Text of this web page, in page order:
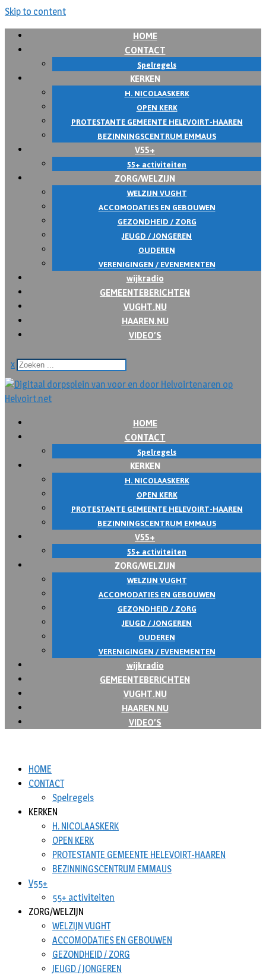
Skip to content
HOME
CONTACT
Spelregels
KERKEN
H. NICOLAASKERK
OPEN KERK
PROTESTANTE GEMEENTE HELEVOIRT-HAAREN
BEZINNINGSCENTRUM EMMAUS
V55+
55+ activiteiten
ZORG/WELZIJN
WELZIJN VUGHT
ACCOMODATIES EN GEBOUWEN
GEZONDHEID / ZORG
JEUGD / JONGEREN
OUDEREN
VERENIGINGEN / EVENEMENTEN
wijkradio
GEMEENTEBERICHTEN
VUGHT.NU
HAAREN.NU
VIDEO’S
x
HOME
CONTACT
Spelregels
KERKEN
H. NICOLAASKERK
OPEN KERK
PROTESTANTE GEMEENTE HELEVOIRT-HAAREN
BEZINNINGSCENTRUM EMMAUS
V55+
55+ activiteiten
ZORG/WELZIJN
WELZIJN VUGHT
ACCOMODATIES EN GEBOUWEN
GEZONDHEID / ZORG
JEUGD / JONGEREN
OUDEREN
VERENIGINGEN / EVENEMENTEN
wijkradio
GEMEENTEBERICHTEN
VUGHT.NU
HAAREN.NU
VIDEO’S
HOME
CONTACT
Spelregels
KERKEN
H. NICOLAASKERK
OPEN KERK
PROTESTANTE GEMEENTE HELEVOIRT-HAAREN
BEZINNINGSCENTRUM EMMAUS
V55+
55+ activiteiten
ZORG/WELZIJN
WELZIJN VUGHT
ACCOMODATIES EN GEBOUWEN
GEZONDHEID / ZORG
JEUGD / JONGEREN